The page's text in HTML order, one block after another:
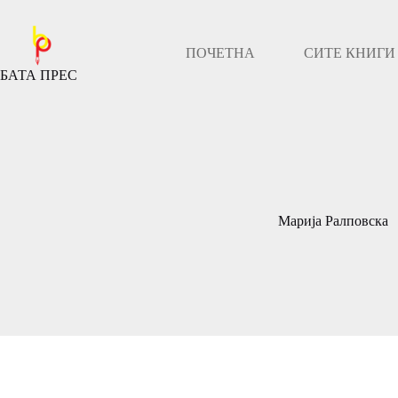
содржината
БАТА ПРЕС
ПОЧЕТНА СИТЕ КНИГИ
Марија Ралповска